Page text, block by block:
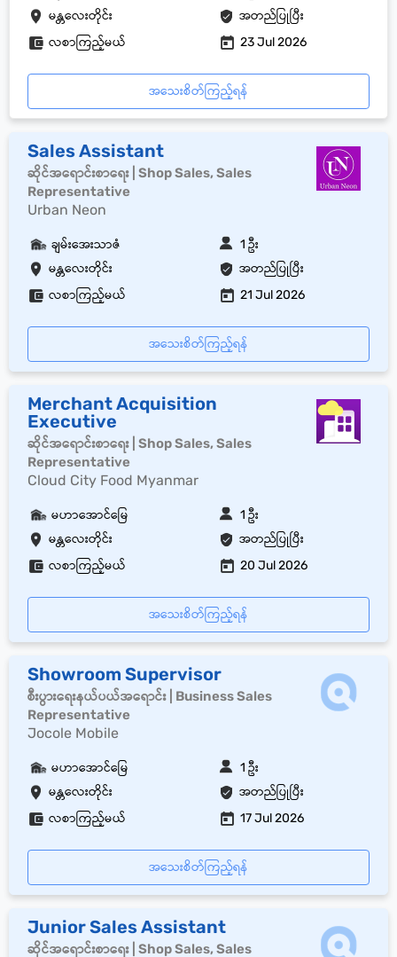
မန္တလေးတိုင်း အတည်ပြုပြီး
လစာကြည့်မယ် 23 Jul 2026
အသေးစိတ်ကြည့်ရန်
Sales Assistant
ဆိုင်အရောင်းစာရေး | Shop Sales, Sales
Representative
Urban Neon
မန္တလေးတိုင်း အတည်ပြုပြီး
ချမ်းအေးသာဇံ 1 ဦး
လစာကြည့်မယ် 21 Jul 2026
အသေးစိတ်ကြည့်ရန်
Merchant Acquisition
Executive
ဆိုင်အရောင်းစာရေး | Shop Sales, Sales
Representative
Cloud City Food Myanmar
မန္တလေးတိုင်း အတည်ပြုပြီး
မဟာအောင်မြေ 1 ဦး
လစာကြည့်မယ် 20 Jul 2026
အသေးစိတ်ကြည့်ရန်
Showroom Supervisor
စီးပွားရေးနယ်ပယ်အရောင်း | Business Sales
Representative
Jocole Mobile
မန္တလေးတိုင်း အတည်ပြုပြီး
မဟာအောင်မြေ 1 ဦး
လစာကြည့်မယ် 17 Jul 2026
အသေးစိတ်ကြည့်ရန်
Junior Sales Assistant
ဆိုင်အရောင်းစာရေး | Shop Sales, Sales